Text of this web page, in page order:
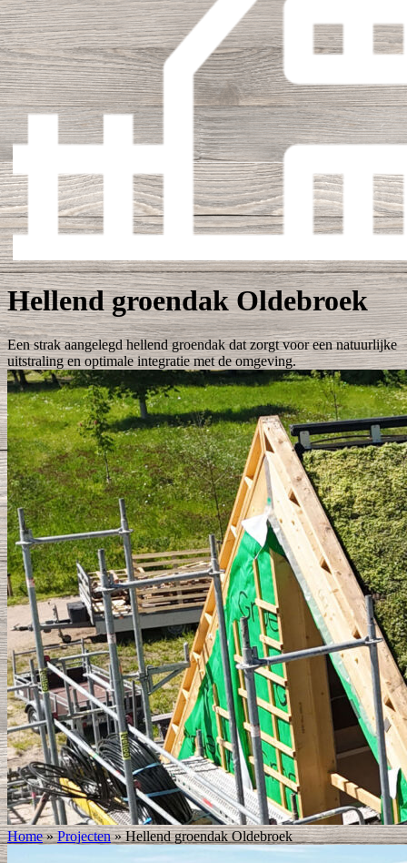
Hellend groendak Oldebroek
Een strak aangelegd hellend groendak dat zorgt voor een natuurlijke
uitstraling en optimale integratie met de omgeving.
Home»Projecten»Hellend groendak Oldebroek